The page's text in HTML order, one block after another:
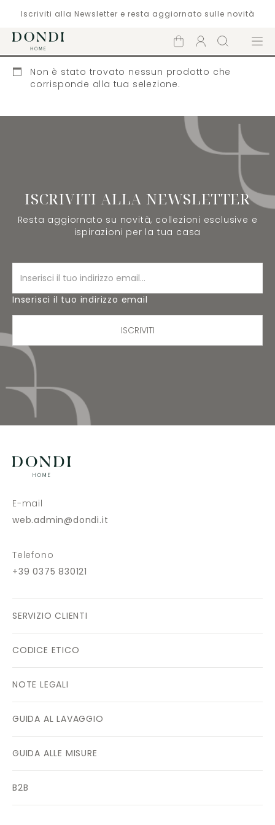
Iscriviti alla Newsletter e resta aggiornato sulle novità
Carrello
Account
Cerca Menù
Non è stato trovato nessun prodotto che
corrisponde alla tua selezione.
ISCRIVITI ALLA NEWSLETTER
Resta aggiornato su novità, collezioni esclusive e
ispirazioni per la tua casa
Inserisci il tuo indirizzo email
ISCRIVITI
E-mail
web.admin@dondi.it
Telefono
+39 0375 830121
SERVIZIO CLIENTI
CODICE ETICO
NOTE LEGALI
GUIDA AL LAVAGGIO
GUIDA ALLE MISURE
B2B